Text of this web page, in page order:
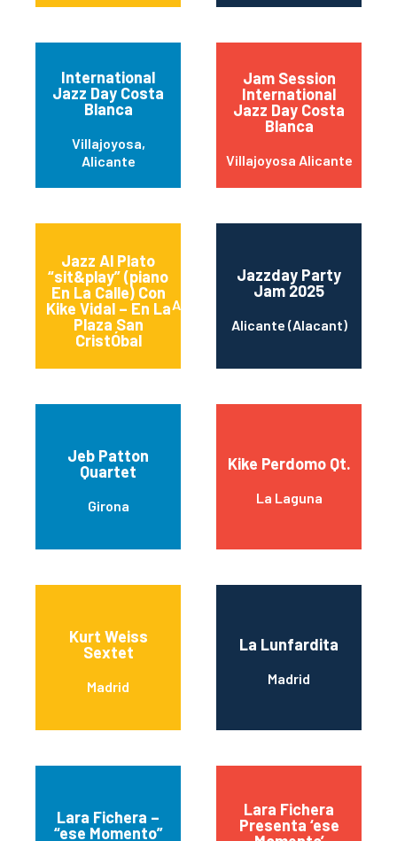
International
Jazz Day Costa
Blanca
Villajoyosa,
Alicante
Jam Session
International
Jazz Day Costa
Blanca
Villajoyosa Alicante
Jazz Al Plato
“sit&play” (piano
En La Calle) Con
Kike Vidal – En La
Plaza San
CristÓbal
Alicante (Alacant)
Jazzday Party
Jam 2025
Alicante (Alacant)
Jeb Patton
Quartet
Girona
Kike Perdomo Qt.
La Laguna
Kurt Weiss
Sextet
Madrid
La Lunfardita
Madrid
Lara Fichera –
“ese Momento”
Lara Fichera
Presenta ‘ese